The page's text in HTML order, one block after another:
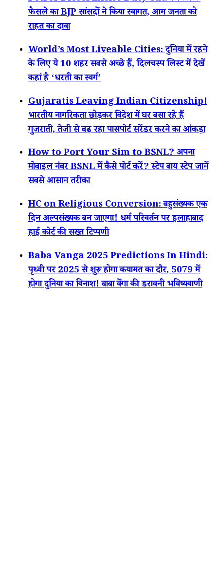
फैसले का BJP सांसदों ने किया स्वागत, आम जनता को
राहत का दावा
World’s Most Liveable Cities: दुनिया में रहने
के लिए ये 10 शहर सबसे अच्छे हैं, दिलचस्प लिस्ट में देखें
कहां है ‘धरती का स्वर्ग’
Gujaratis Leaving Indian Citizenship!
भारतीय नागरिकता छोड़कर विदेश में घर बसा रहे हैं
गुजराती, तेजी से बढ़ रहा पासपोर्ट सरेंडर करने का आंकड़ा
How to Port Your Sim to BSNL? अपना
मोबाइल नंबर BSNL में कैसे पोर्ट करें? स्टेप बाय स्टेप जानें
सबसे आसान तरीका
HC on Religious Conversion: बहुसंख्यक एक
दिन अल्पसंख्यक बन जाएगा! धर्म परिवर्तन पर इलाहाबाद
हाई कोर्ट की सख्त टिप्पणी
Baba Vanga 2025 Predictions In Hindi:
पृथ्वी पर 2025 से शुरू होगा कयामत का दौर, 5079 में
होगा दुनिया का विनाश! बाबा वेंगा की डरावनी भविष्यवाणी